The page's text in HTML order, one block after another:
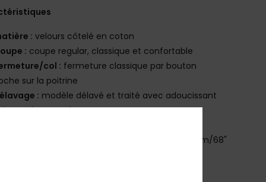
: velours côtelé en coton
: coupe regular, classique et confortable
col : fermeture classique par bouton
sur la poitrine
: modèle délavé et traité avec adoucissant
boutonnés
Le mannequin sur la photo en studio mesure 175cm/68"